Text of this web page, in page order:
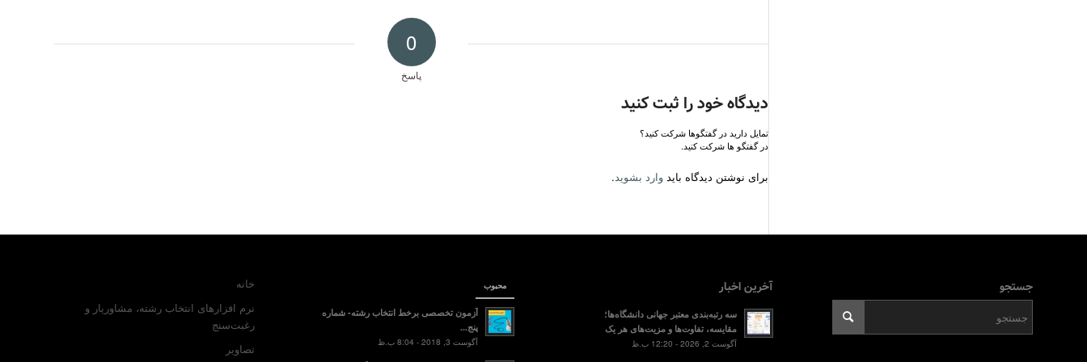
0
پاسخ
دیدگاه خود را ثبت کنید
تمایل دارید در گفتگوها شرکت کنید؟
در گفتگو ها شرکت کنید.
برای نوشتن دیدگاه باید وارد بشوید.
جستجو آخرین اخبار
سه رتبه‌بندی معتبر جهانی دانشگاه‌ها؛
مقایسه، تفاوت‌ها و مزیت‌های هر یک
آگوست 2, 2026 - 12:20 ب.ظ
محبوب
آزمون تخصصی برخط انتخاب رشته- شماره
پنج...
آگوست 3, 2018 - 8:04 ب.ظ
خانه
نرم افزارهای انتخاب رشته، مشاوریار و
رغبت‌سنج
تصاویر